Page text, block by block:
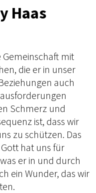
Haas
Gemeinschaft mit
die er in unser
auch
Schmerz und
ist, dass wir
zu schützen. Das
hat uns für
er in und durch
ein Wunder, das wir